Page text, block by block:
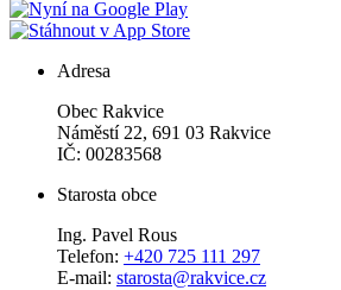
Adresa
Obec Rakvice
Náměstí 22, 691 03 Rakvice
IČ: 00283568
Starosta obce
Ing. Pavel Rous
Telefon: +420 725 111 297
E-mail: starosta@rakvice.cz